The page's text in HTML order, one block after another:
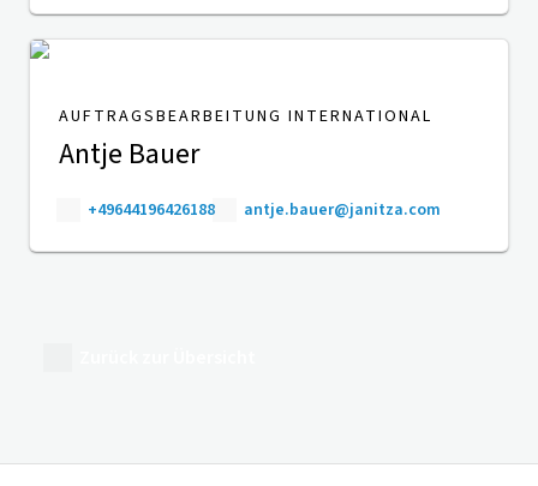
AUFTRAGSBEARBEITUNG INTERNATIONAL
Antje Bauer
+49644196426188 antje.bauer@janitza.com